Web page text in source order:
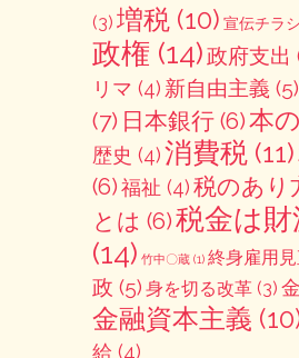
(3) 増税(10) 宣伝チラシ
政権 (14)政府支出
リマ (4) 新自由主義 (5)
(7) 日本銀行(6)本
歴史 (4)消費税(11)
(6)福祉 (4)税のあり
とは (6)税金は財
(14) 竹中〇蔵(1) 終身雇用
政 (5) 身を切る改革(3)
金融資本主義
給 (4)